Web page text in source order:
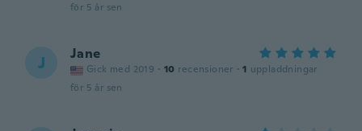
för 5 år sen
J Jane
Gick med 2019 · 10 recensioner · 1 uppladdningar
för 5 år sen